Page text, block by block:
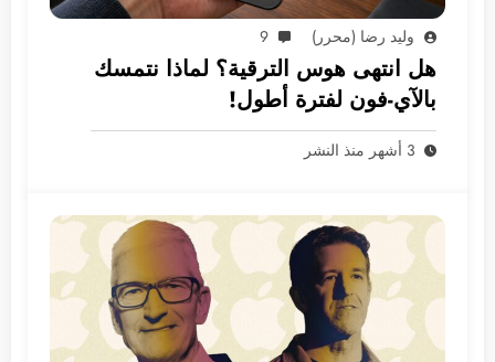
وليد رضا (محرر) 9
هل انتهى هوس الترقية؟ لماذا نتمسك
بالآي-فون لفترة أطول!
3 أشهر منذ النشر